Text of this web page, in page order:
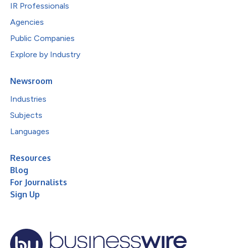
IR Professionals
Agencies
Public Companies
Explore by Industry
Newsroom
Industries
Subjects
Languages
Resources
Blog
For Journalists
Sign Up